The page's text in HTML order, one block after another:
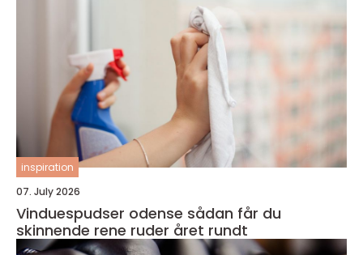
inspiration
07. July 2026
Vinduespudser odense sådan får du
skinnende rene ruder året rundt